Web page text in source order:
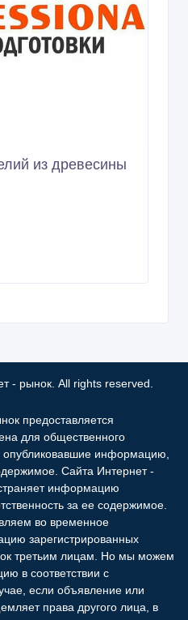
из древесины
- рынок. All rights reserved.
предоставляется
для общественного
опубликовавшие информацию,
Сайта Интернет -
информацию
за ее содержимое.
во временное
зарегистрированных
третьим лицам. Но мы можем
в соответствии с
если объявление или
права другого лица, в